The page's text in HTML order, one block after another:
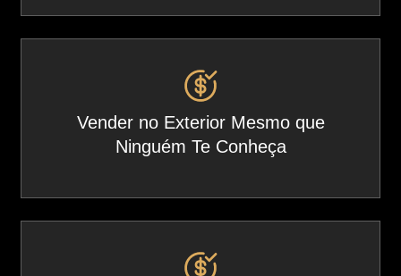
Vender no Exterior Mesmo que
Ninguém Te Conheça